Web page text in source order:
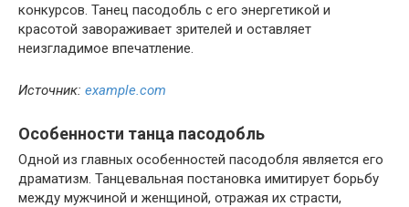
конкурсов. Танец пасодобль с его энергетикой и
красотой завораживает зрителей и оставляет
неизгладимое впечатление.
Источник: example.com
Особенности танца пасодобль
Одной из главных особенностей пасодобля является его
драматизм. Танцевальная постановка имитирует борьбу
между мужчиной и женщиной, отражая их страсти,